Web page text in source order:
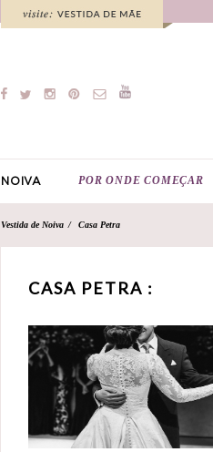
NOIVA POR ONDE COMEÇAR
Vestida de Noiva Casa Petra
CASA PETRA :